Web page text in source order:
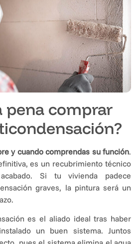
pena comprar
y cuando comprendas su función.
es un recubrimiento técnico
Si tu vivienda padece
graves, la pintura será un
es el aliado ideal tras haber
un buen sistema. Juntos